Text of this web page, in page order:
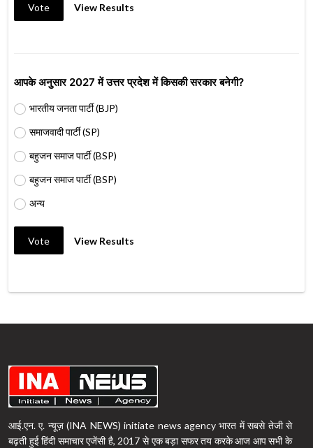
Vote View Results
आपके अनुसार 2027 में उत्तर प्रदेश में किसकी सरकार बनेगी?
भारतीय जनता पार्टी (BJP)
समाजवादी पार्टी (SP)
बहुजन समाज पार्टी (BSP)
बहुजन समाज पार्टी (BSP)
अन्य
Vote View Results
आई.एन. ए. न्यूज़ (INA NEWS) initiate news agency भारत में सबसे तेजी से
बढ़ती हुई हिंदी समाचार एजेंसी है, 2017 से एक बड़ा सफर तय करके आज आप सभी के